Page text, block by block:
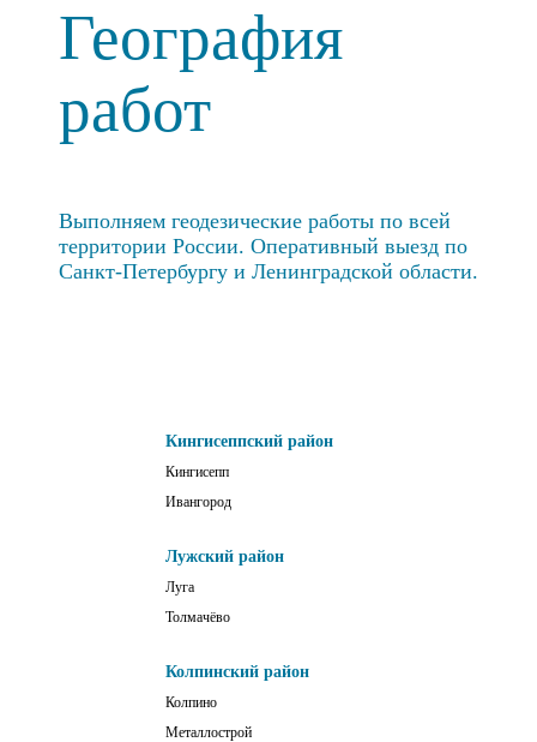
География
работ
Выполняем геодезические работы по всей
территории России. Оперативный выезд по
Санкт-Петербургу и Ленинградской области.
Кингисеппский район
Кингисепп
Ивангород
Лужский район
Луга
Толмачёво
Колпинский район
Колпино
Металлострой